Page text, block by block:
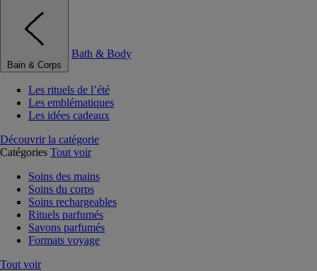
Bain & Corps
Bath & Body
Les rituels de l’été
Les emblématiques
Les idées cadeaux
Découvrir la catégorie
Catégories Tout voir
Soins des mains
Soins du corps
Soins rechargeables
Rituels parfumés
Savons parfumés
Formats voyage
Tout voir